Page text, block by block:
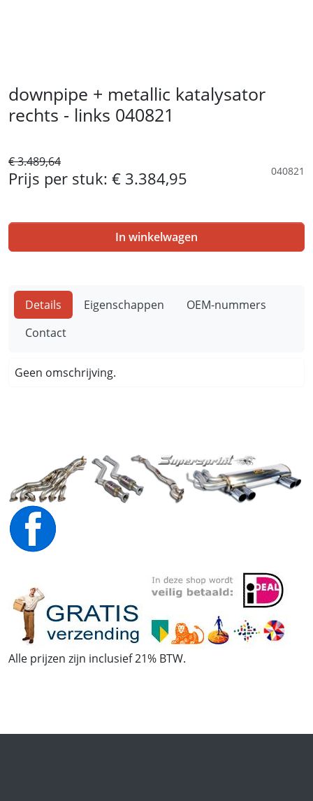
downpipe + metallic katalysator
rechts - links 040821
€ 3.489,64
Prijs per stuk: € 3.384,95 040821
In winkelwagen
Details Eigenschappen
OEM-nummers
Contact
Geen omschrijving.
Alle prijzen zijn inclusief 21% BTW.